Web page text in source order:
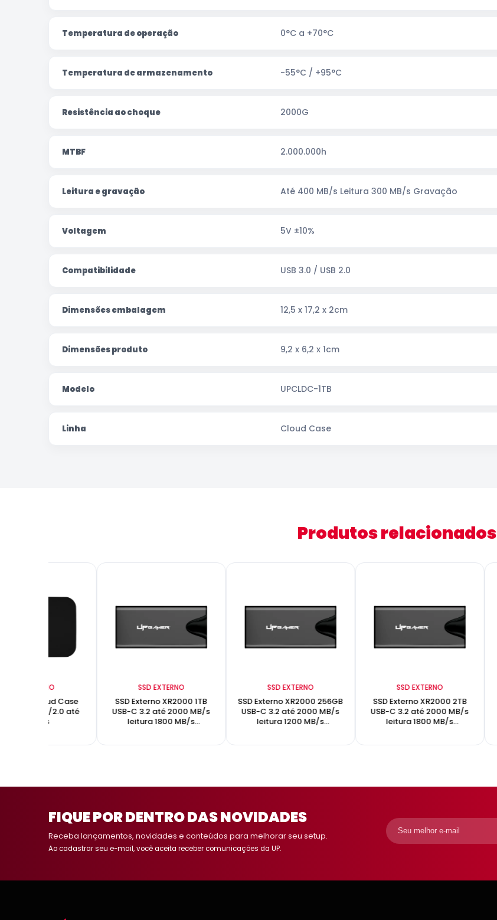
Temperatura de operação 0°C a +70°C
Temperatura de armazenamento -55°C / +95°C
Resistência ao choque 2000G
MTBF 2.000.000h
Leitura e gravação Até 400 MB/s Leitura 300 MB/s Gravação
Voltagem 5V ±10%
Compatibilidade USB 3.0 / USB 2.0
Dimensões embalagem 12,5 x 17,2 x 2cm
Dimensões produto 9,2 x 6,2 x 1cm
Modelo UPCLDC-1TB
Linha Cloud Case
Produtos relacionados
SSD EXTERNO
Externo Cloud Case
USB-C 3.0/2.0 até
400MB/s
SSD EXTERNO
SSD Externo XR2000 1TB
USB-C 3.2 até 2000 MB/s
leitura 1800 MB/s
SSD EXTERNO
SSD Externo XR2000 256GB
USB-C 3.2 até 2000 MB/s
leitura 1200 MB/s
SSD EXTERNO
SSD Externo XR2000 2TB
USB-C 3.2 até 2000 MB/s
leitura 1800 MB/s
FIQUE POR DENTRO DAS NOVIDADES
Receba lançamentos, novidades e conteúdos para melhorar seu setup.
Ao cadastrar seu e-mail, você aceita receber comunicações da UP.